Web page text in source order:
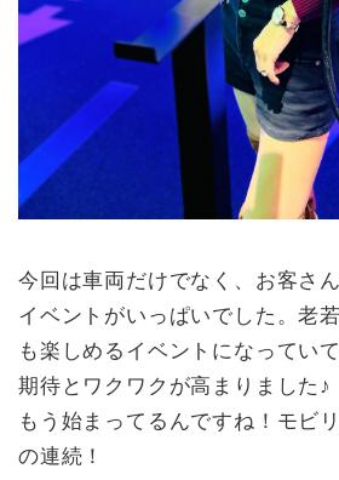
今回は車両だけでなく、お客さ
イベントがいっぱいでした。老
も楽しめるイベントになってい
期待とワクワクが高まりました
もう始まってるんですね！モビ
の連続！